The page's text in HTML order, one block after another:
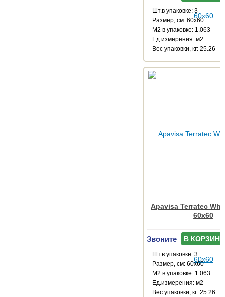
Шт.в упаковке: 3
Размер, см: 60x60
М2 в упаковке: 1.063
Ед.измерения: м2
Веc упаковки, кг: 25.26
Apavisa Terratec
60x60
Звоните В КОРЗИНУ
Шт.в упаковке: 3
Размер, см: 60x60
М2 в упаковке: 1.063
Ед.измерения: м2
Веc упаковки, кг: 25.26